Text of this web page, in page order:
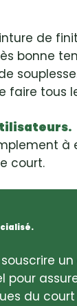
de
bonne
faire tous
à
court.
pour
du court